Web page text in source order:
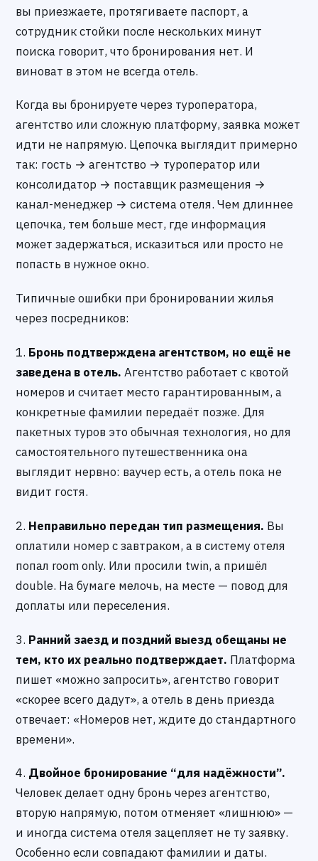
вы приезжаете, протягиваете паспорт, а
сотрудник стойки после нескольких минут
поиска говорит, что бронирования нет. И
виноват в этом не всегда отель.
Когда вы бронируете через туроператора,
агентство или сложную платформу, заявка может
идти не напрямую. Цепочка выглядит примерно
так: гость → агентство → туроператор или
консолидатор → поставщик размещения →
канал-менеджер → система отеля. Чем длиннее
цепочка, тем больше мест, где информация
может задержаться, исказиться или просто не
попасть в нужное окно.
Типичные ошибки при бронировании жилья
через посредников:
1. Бронь подтверждена агентством, но ещё не
заведена в отель. Агентство работает с квотой
номеров и считает место гарантированным, а
конкретные фамилии передаёт позже. Для
пакетных туров это обычная технология, но для
самостоятельного путешественника она
выглядит нервно: ваучер есть, а отель пока не
видит гостя.
2. Неправильно передан тип размещения. Вы
оплатили номер с завтраком, а в систему отеля
попал room only. Или просили twin, а пришёл
double. На бумаге мелочь, на месте — повод для
доплаты или переселения.
3. Ранний заезд и поздний выезд обещаны не
тем, кто их реально подтверждает. Платформа
пишет «можно запросить», агентство говорит
«скорее всего дадут», а отель в день приезда
отвечает: «Номеров нет, ждите до стандартного
времени».
4. Двойное бронирование “для надёжности”.
Человек делает одну бронь через агентство,
вторую напрямую, потом отменяет «лишнюю» —
и иногда система отеля зацепляет не ту заявку.
Особенно если совпадают фамилии и даты.